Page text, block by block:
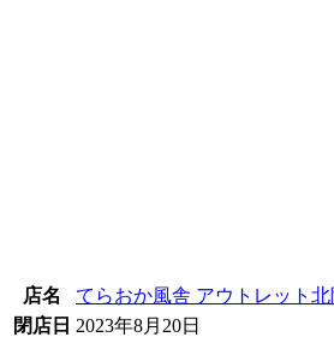
店名
てらおか風舎 アウトレット
閉店日 2023年8月20日